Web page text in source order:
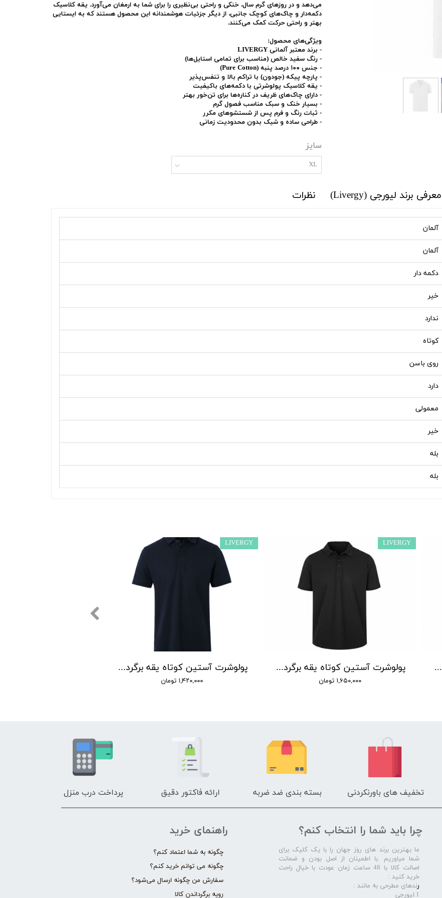
می‌دهد و در روزهای گرم سال، خنکی و راحتی بی‌نظیری را برای شما به ارمغان می‌آورد. یقه کلاسیک
دکمه‌دار و چاک‌های کوچک جانبی، از دیگر جزئیات هوشمندانه این محصول هستند که به ایستایی
بهتر و راحتی حرکت کمک می‌کنند.
ویژگی‌های محصول:
- برند معتبر آلمانی LIVERGY
- رنگ سفید خالص (مناسب برای تمامی استایل‌ها)
- جنس ۱۰۰ درصد پنبه (Pure Cotton)
- پارچه پیکه (جودون) با تراکم بالا و تنفس‌پذیر
- یقه کلاسیک پولوشرتی با دکمه‌های باکیفیت
- دارای چاک‌های ظریف در کناره‌ها برای تن‌خور بهتر
- بسیار خنک و سبک مناسب فصول گرم
- ثبات رنگ و فرم پس از شستشوهای مکرر
- طراحی ساده و شیک بدون محدودیت زمانی
سایز
XL
معرفی برند لیورجی (Livergy) نظرات
آلمان
آلمان
دکمه دار
خیر
ندارد
کوتاه
روی باسن
دارد
معمولی
خیر
بله
بله
پولوشرت آستین کوتاه یقه برگردان مردانه لیورجی مدل P00401
۱,۴۲۰,۰۰۰ تومان
LIVERGY
پولوشرت آستین کوتاه یقه برگردان مردانه لیورجی مدل P00403
۱,۶۵۰,۰۰۰ تومان
LIVERGY
پولوشرت آستین کوتاه یقه برگردان مردانه لیورجی مدل P00385
تخفیف های باورنکردنی بسته بندی ضد ضربه ارائه فاکتور دقیق پرداخت درب منزل
راهنمای خرید
چگونه به شما اعتماد کنم؟
چگونه می توانم خرید کنم؟
سفارش من چگونه ارسال می‌شود؟
رویه برگرداندن کالا
چرا باید شما را انتخاب کنم؟
ما بهترین برند های روز جهان را با یک کلیک برای
شما میاوریم .با اطمینان از اصل بودن و ضمانت
اصالت کالا با 48 ساعت زمان عودت با خیال راحت
خرید کنید :
رندهای مطرحی به مانند :
1.لیورجی